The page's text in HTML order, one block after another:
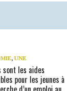
,UNE
sont les aides
pour les jeunes à